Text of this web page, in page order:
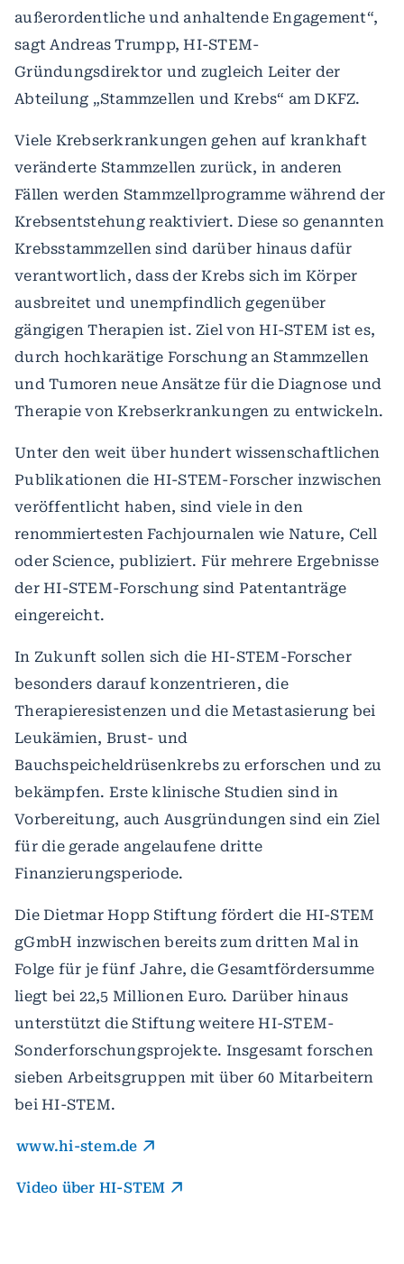
außerordentliche und anhaltende Engagement“,
sagt Andreas Trumpp, HI-STEM-
Gründungsdirektor und zugleich Leiter der
Abteilung „Stammzellen und Krebs“ am DKFZ.
Viele Krebserkrankungen gehen auf krankhaft
veränderte Stammzellen zurück, in anderen
Fällen werden Stammzellprogramme während der
Krebsentstehung reaktiviert. Diese so genannten
Krebsstammzellen sind darüber hinaus dafür
verantwortlich, dass der Krebs sich im Körper
ausbreitet und unempfindlich gegenüber
gängigen Therapien ist. Ziel von HI-STEM ist es,
durch hochkarätige Forschung an Stammzellen
und Tumoren neue Ansätze für die Diagnose und
Therapie von Krebserkrankungen zu entwickeln.
Unter den weit über hundert wissenschaftlichen
Publikationen die HI-STEM-Forscher inzwischen
veröffentlicht haben, sind viele in den
renommiertesten Fachjournalen wie Nature, Cell
oder Science, publiziert. Für mehrere Ergebnisse
der HI-STEM-Forschung sind Patentanträge
eingereicht.
In Zukunft sollen sich die HI-STEM-Forscher
besonders darauf konzentrieren, die
Therapieresistenzen und die Metastasierung bei
Leukämien, Brust- und
Bauchspeicheldrüsenkrebs zu erforschen und zu
bekämpfen. Erste klinische Studien sind in
Vorbereitung, auch Ausgründungen sind ein Ziel
für die gerade angelaufene dritte
Finanzierungsperiode.
Die Dietmar Hopp Stiftung fördert die HI-STEM
gGmbH inzwischen bereits zum dritten Mal in
Folge für je fünf Jahre, die Gesamtfördersumme
liegt bei 22,5 Millionen Euro. Darüber hinaus
unterstützt die Stiftung weitere HI-STEM-
Sonderforschungsprojekte. Insgesamt forschen
sieben Arbeitsgruppen mit über 60 Mitarbeitern
bei HI-STEM.
www.hi-stem.de
Video über HI-STEM